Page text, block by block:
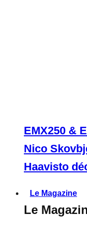
EMX250 &
Nico
Haavisto
Le Magazine
Le